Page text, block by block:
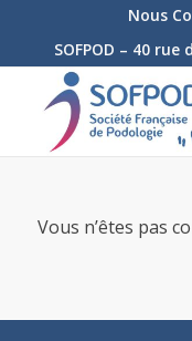
Nous
SOFPOD – 40 rue
Vous n’êtes pas